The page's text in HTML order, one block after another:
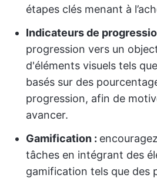
étapes clés menant à
Indicateurs de
progression vers un
d'éléments visuels tels
basés sur des
progression, afin de
avancer.
Gamification :
tâches en intégrant des
gamification tels que des